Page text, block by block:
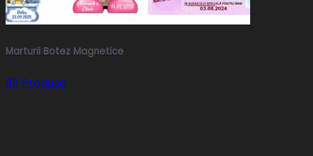
Marturii Botez Magnetice
311 Produse